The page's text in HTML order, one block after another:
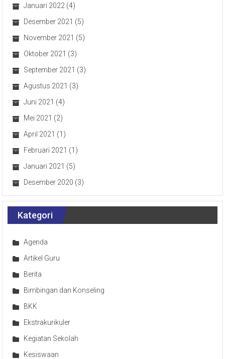
Januari 2022 (4)
Desember 2021 (5)
November 2021 (5)
Oktober 2021 (3)
September 2021 (3)
Agustus 2021 (3)
Juni 2021 (4)
Mei 2021 (2)
April 2021 (1)
Februari 2021 (1)
Januari 2021 (5)
Desember 2020 (3)
Kategori
Agenda
Artikel Guru
Berita
Bimbingan dan Konseling
BKK
Ekstrakurikuler
Kegiatan Sekolah
Kesiswaan